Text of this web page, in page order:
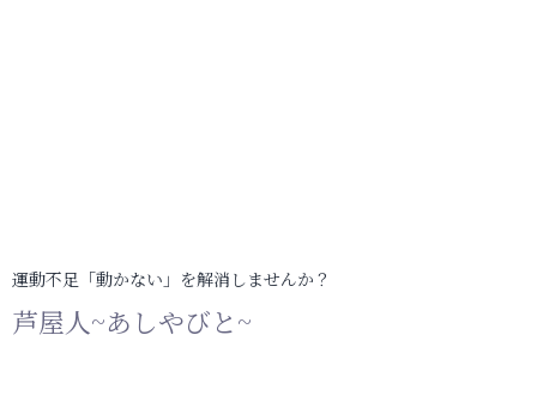
運動不足「動かない」を解消しませんか？
芦屋人~あしやびと~